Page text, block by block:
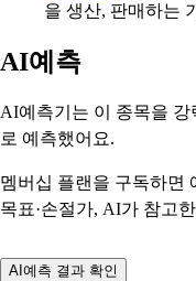
을 생산, 판매하는
AI예측
AI예측기는 이 종목을 강
로 예측했어요.
멤버십 플랜을 구독하면
목표·손절가, AI가 참고
AI예측 결과 확인